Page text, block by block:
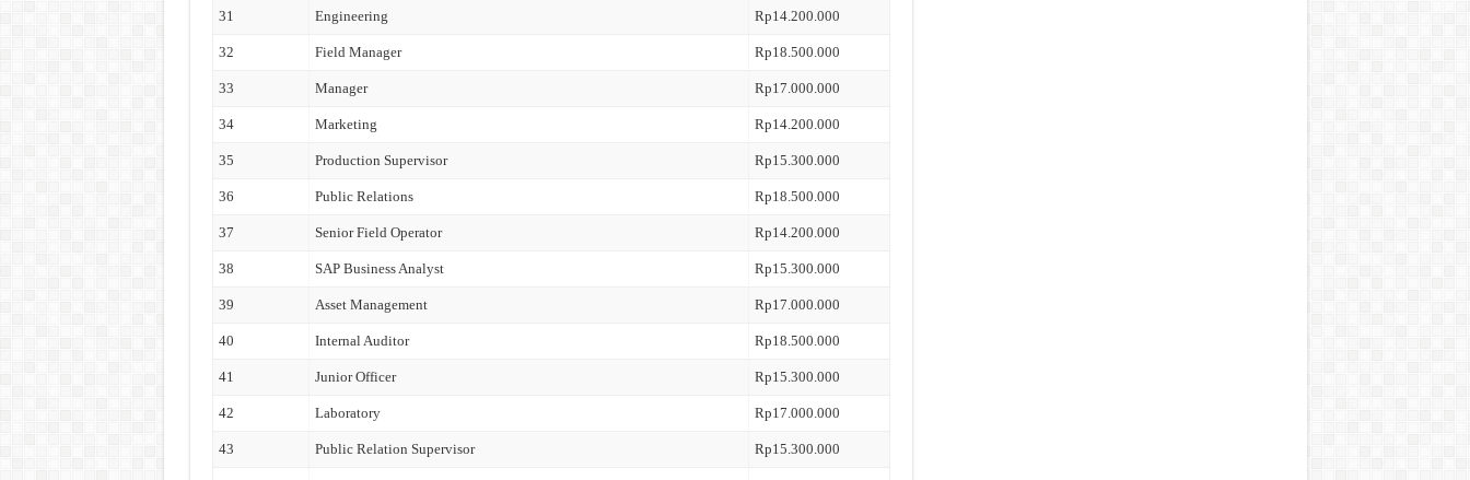
31 Engineering Rp14.200.000
32 Field Manager Rp18.500.000
33 Manager Rp17.000.000
34 Marketing Rp14.200.000
35 Production Supervisor Rp15.300.000
36 Public Relations Rp18.500.000
37 Senior Field Operator Rp14.200.000
38 SAP Business Analyst Rp15.300.000
39 Asset Management Rp17.000.000
40 Internal Auditor Rp18.500.000
41 Junior Officer Rp15.300.000
42 Laboratory Rp17.000.000
43 Public Relation Supervisor Rp15.300.000